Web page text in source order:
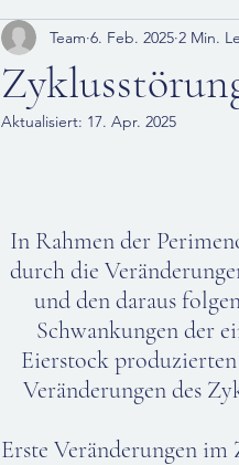
Team 6. Feb. 2025 2 Min.
Aktualisiert: 17. Apr. 2025
In Rahmen der
durch die
und den daraus
Schwankungen der
Eierstock
Veränderungen des
Erste Veränderungen im